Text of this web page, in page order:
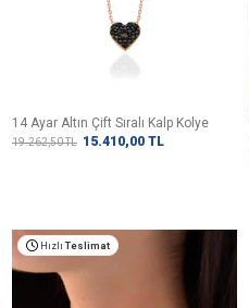
14 Ayar Altın Çift Sıralı Kalp Kolye
19.262,50TL 15.410,00 TL
Hızlı Teslimat